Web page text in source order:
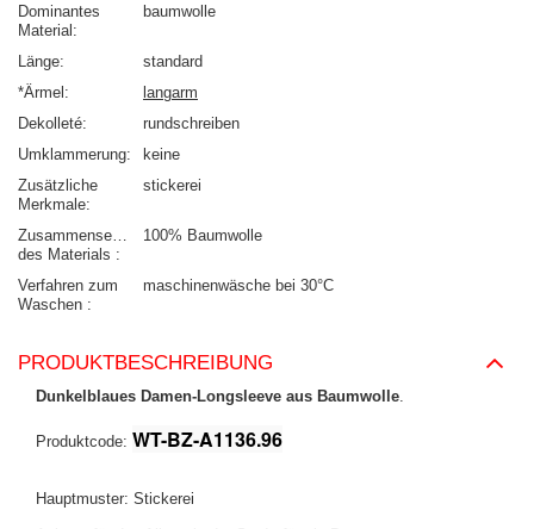
Dominantes
Material
baumwolle
Länge
standard
*Ärmel
langarm
Dekolleté
rundschreiben
Umklammerung
keine
Zusätzliche
Merkmale
stickerei
Zusammensetzung
des Materials
100% Baumwolle
Verfahren zum
Waschen
maschinenwäsche bei 30°C
PRODUKTBESCHREIBUNG
Dunkelblaues Damen-Longsleeve aus Baumwolle
Produktcode: WT-BZ-A1136.96
Hauptmuster: Stickerei